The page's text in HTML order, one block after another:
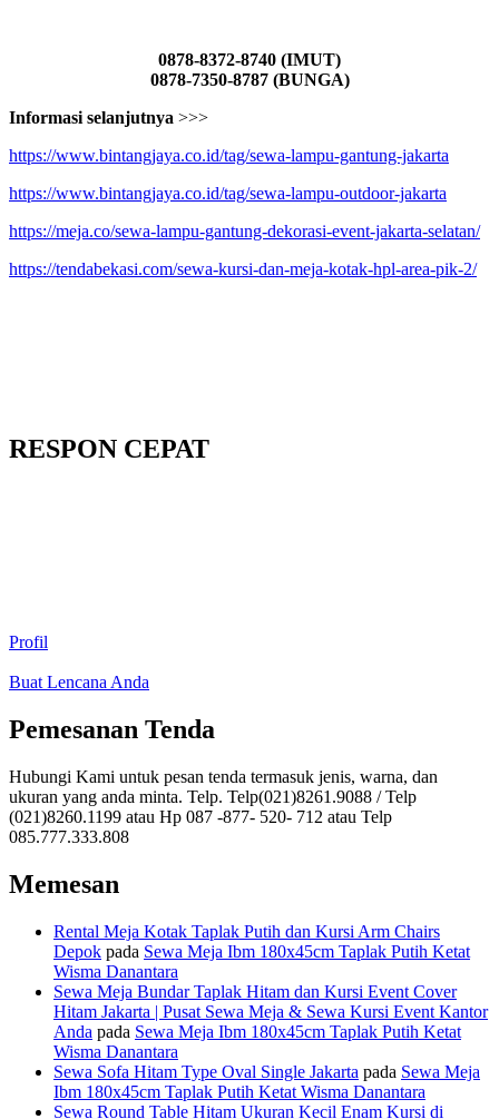
0878-8372-8740 (IMUT)
0878-7350-8787 (BUNGA)
Informasi selanjutnya >>>
https://www.bintangjaya.co.id/tag/sewa-lampu-gantung-jakarta
https://www.bintangjaya.co.id/tag/sewa-lampu-outdoor-jakarta
https://meja.co/sewa-lampu-gantung-dekorasi-event-jakarta-selatan/
https://tendabekasi.com/sewa-kursi-dan-meja-kotak-hpl-area-pik-2/
RESPON CEPAT
Profil
Buat Lencana Anda
Pemesanan Tenda
Hubungi Kami untuk pesan tenda termasuk jenis, warna, dan
ukuran yang anda minta. Telp. Telp(021)8261.9088 / Telp
(021)8260.1199 atau Hp 087 -877- 520- 712 atau Telp
085.777.333.808
Memesan
Rental Meja Kotak Taplak Putih dan Kursi Arm Chairs
Depok pada Sewa Meja Ibm 180x45cm Taplak Putih Ketat
Wisma Danantara
Sewa Meja Bundar Taplak Hitam dan Kursi Event Cover
Hitam Jakarta | Pusat Sewa Meja & Sewa Kursi Event Kantor
Anda pada Sewa Meja Ibm 180x45cm Taplak Putih Ketat
Wisma Danantara
Sewa Sofa Hitam Type Oval Single Jakarta pada Sewa Meja
Ibm 180x45cm Taplak Putih Ketat Wisma Danantara
Sewa Round Table Hitam Ukuran Kecil Enam Kursi di